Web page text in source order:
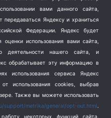
вами данного сайта,
Яндексу и храниться
Федерации. Яндекс будет
использования вами сайта,
деятельности нашего сайта, и
обрабатывает эту информацию в
использования сервиса Яндекс
использования cookies, выбрав
Также вы можете использовать
support/metrika/general/opt-out.html.